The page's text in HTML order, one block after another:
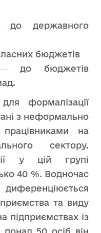
державного
бюджетів
до бюджетів
формалізації
з неформально
на
сектору.
у цій групі
40 %. Водночас
та виду
підприємствах із